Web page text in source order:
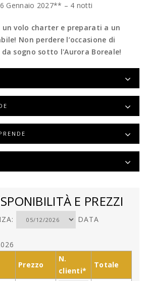
Gennaio 2027** – 4 notti
volo charter e preparati a un
Non perdere l’occasione di
sogno sotto l'Aurora Boreale!
E PREZZI
DATA
Prezzo
N.
clienti*
Totale